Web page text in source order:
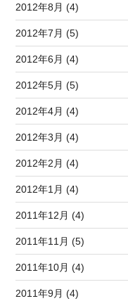
2012年8月 (4)
2012年7月 (5)
2012年6月 (4)
2012年5月 (5)
2012年4月 (4)
2012年3月 (4)
2012年2月 (4)
2012年1月 (4)
2011年12月 (4)
2011年11月 (5)
2011年10月 (4)
2011年9月 (4)